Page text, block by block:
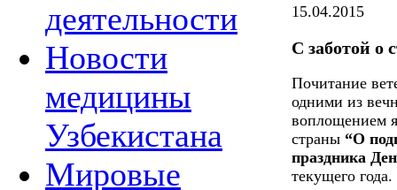
деятельности
Новости
медицины
Узбекистана
Мировые
15.04.2015
С заботой о
Почитание
одними из
воплощением
страны “О
праздника
текущего года.